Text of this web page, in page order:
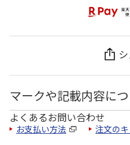
マークや記載内容に
よくあるお問い合わせ
お支払い方法 注文の